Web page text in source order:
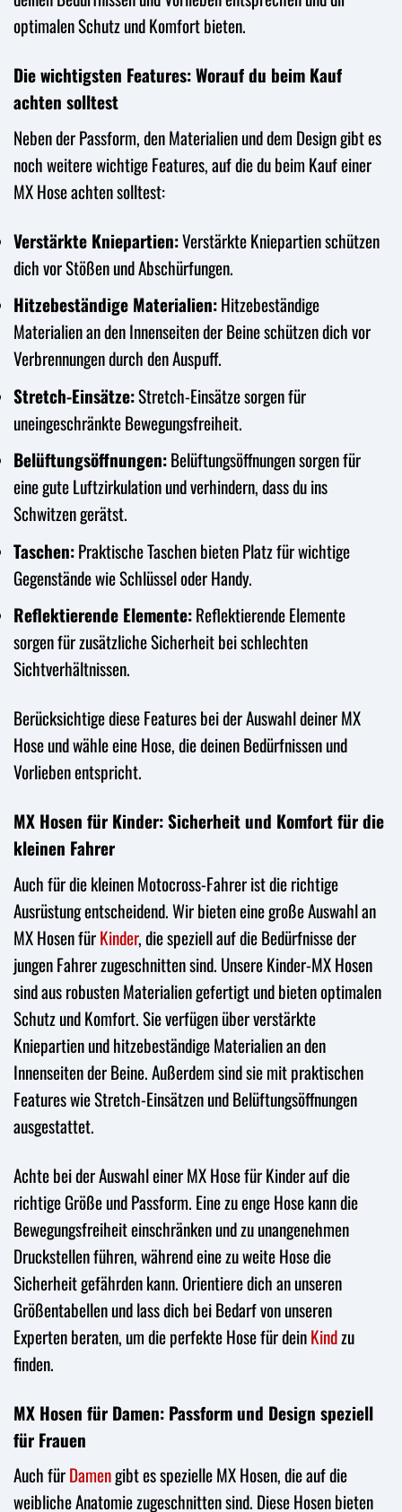
optimalen Schutz und Komfort bieten.
Die wichtigsten Features: Worauf du beim Kauf
achten solltest
Neben der Passform, den Materialien und dem Design gibt es
noch weitere wichtige Features, auf die du beim Kauf einer
MX Hose achten solltest:
Verstärkte Kniepartien:Verstärkte Kniepartien schützen
dich vor Stößen und Abschürfungen.
Hitzebeständige Materialien:Hitzebeständige
Materialien an den Innenseiten der Beine schützen dich vor
Verbrennungen durch den Auspuff.
Stretch-Einsätze:Stretch-Einsätze sorgen für
uneingeschränkte Bewegungsfreiheit.
Belüftungsöffnungen:Belüftungsöffnungen sorgen für
eine gute Luftzirkulation und verhindern, dass du ins
Schwitzen gerätst.
Taschen:Praktische Taschen bieten Platz für wichtige
Gegenstände wie Schlüssel oder Handy.
Reflektierende Elemente:Reflektierende Elemente
sorgen für zusätzliche Sicherheit bei schlechten
Sichtverhältnissen.
Berücksichtige diese Features bei der Auswahl deiner MX
Hose und wähle eine Hose, die deinen Bedürfnissen und
Vorlieben entspricht.
MX Hosen für Kinder: Sicherheit und Komfort für die
kleinen Fahrer
Auch für die kleinen Motocross-Fahrer ist die richtige
Ausrüstung entscheidend. Wir bieten eine große Auswahl an
MX Hosen fürKinder, die speziell auf die Bedürfnisse der
jungen Fahrer zugeschnitten sind. Unsere Kinder-MX Hosen
sind aus robusten Materialien gefertigt und bieten optimalen
Schutz und Komfort. Sie verfügen über verstärkte
Kniepartien und hitzebeständige Materialien an den
Innenseiten der Beine. Außerdem sind sie mit praktischen
Features wie Stretch-Einsätzen und Belüftungsöffnungen
ausgestattet.
Achte bei der Auswahl einer MX Hose für Kinder auf die
richtige Größe und Passform. Eine zu enge Hose kann die
Bewegungsfreiheit einschränken und zu unangenehmen
Druckstellen führen, während eine zu weite Hose die
Sicherheit gefährden kann. Orientiere dich an unseren
Größentabellen und lass dich bei Bedarf von unseren
Experten beraten, um die perfekte Hose für deinKindzu
finden.
MX Hosen für Damen: Passform und Design speziell
für Frauen
Auch fürDamengibt es spezielle MX Hosen, die auf die
weibliche Anatomie zugeschnitten sind. Diese Hosen bieten